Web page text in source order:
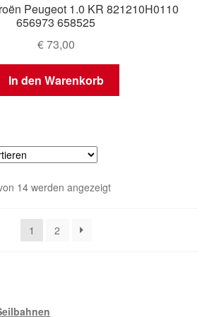
Peugeot 1.0 KR 821210H0110
656973 658525
€73,00
In den Warenkorb
14 werden angezeigtNach
1
2